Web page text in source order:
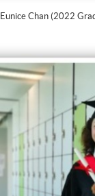
Eunice Chan (2022